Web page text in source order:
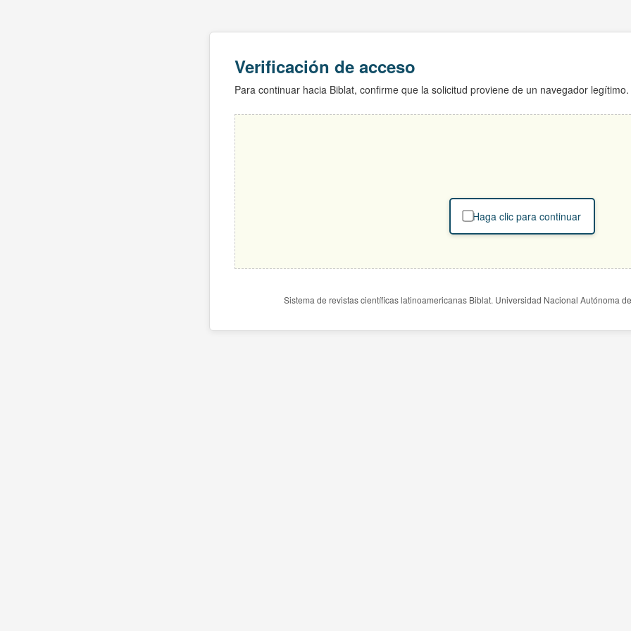
Verificación de acceso
Para continuar hacia Biblat, confirme que la solicitud proviene de un navegador legítimo.
Haga clic para continuar
Sistema de revistas científicas latinoamericanas Biblat. Universidad Nacional Autónoma